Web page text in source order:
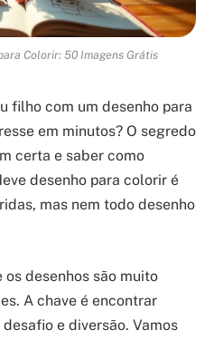
Colorir: 50 Imagens Grátis
filho com um desenho para
em minutos? O segredo
certa e saber como
desenho para colorir é
mas nem todo desenho
desenhos são muito
A chave é encontrar
e diversão. Vamos